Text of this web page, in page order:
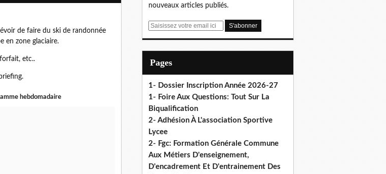
de faire du ski de randonnée
en zone glaciaire.
etc..
hebdomadaire
nouveaux articles publiés.
E
Pages
1- Dossier Inscription Année 2026-27
1- Foire Aux Questions: Tout Sur La
Biqualification
2- Adhésion À L'association Sportive
Lycee
2- Fgc: Formation Générale Commune
Aux Métiers D'enseignement,
D'encadrement Et D'entrainement Des